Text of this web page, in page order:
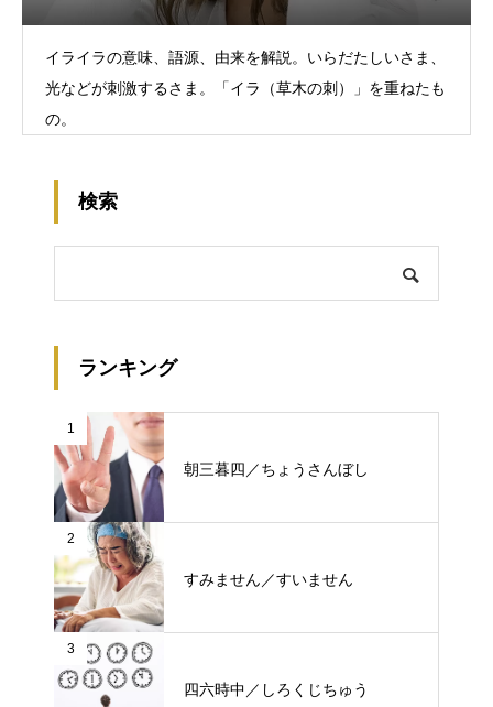
イライラの意味、語源、由来を解説。いらだたしいさま、
光などが刺激するさま。「イラ（草木の刺）」を重ねたも
の。
検索
ランキング
1
朝三暮四／ちょうさんぼし
2
すみません／すいません
3
四六時中／しろくじちゅう